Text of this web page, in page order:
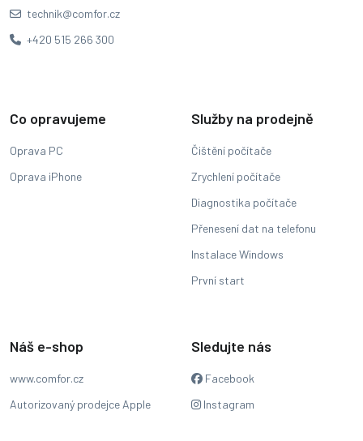
technik@comfor.cz
+420 515 266 300
Co opravujeme
Oprava PC
Oprava iPhone
Služby na prodejně
Čištění počítače
Zrychlení počítače
Diagnostika počítače
Přenesení dat na telefonu
Instalace Windows
První start
Náš e-shop
www.comfor.cz
Autorizovaný prodejce Apple
Sledujte nás
Facebook
Instagram